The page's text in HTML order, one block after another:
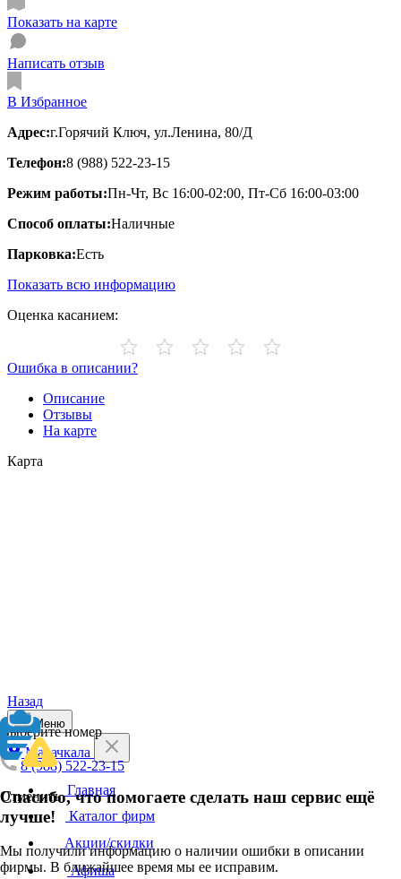
Показать на карте
Написать отзыв
В Избранное
Адрес:г.Горячий Ключ, ул.Ленина, 80/Д
Телефон:8 (988) 522-23-15
Режим работы:Пн-Чт, Вс 16:00-02:00, Пт-Сб 16:00-03:00
Способ оплаты:Наличные
Парковка:Есть
Показать всю информацию
Оценка касанием:
Ошибка в описании?
Описание
Отзывы
На карте
Карта
Назад
Выберите номер
8 (988) 522-23-15
Отменить
Спасибо, что помогаете сделать наш сервис ещё
лучше!
Мы получили информацию о наличии ошибки в описании
фирмы. В ближайшее время мы ее исправим.
Меню
Махачкала
Главная
Каталог фирм
Акции/скидки
Афиша